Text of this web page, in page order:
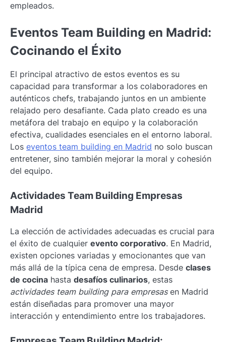
empleados.
Eventos Team Building en Madrid:
Cocinando el Éxito
El principal atractivo de estos eventos es su
capacidad para transformar a los colaboradores en
auténticos chefs, trabajando juntos en un ambiente
relajado pero desafiante. Cada plato creado es una
metáfora del trabajo en equipo y la colaboración
efectiva, cualidades esenciales en el entorno laboral.
Los eventos team building en Madrid no solo buscan
entretener, sino también mejorar la moral y cohesión
del equipo.
Actividades Team Building Empresas
Madrid
La elección de actividades adecuadas es crucial para
el éxito de cualquier evento corporativo. En Madrid,
existen opciones variadas y emocionantes que van
más allá de la típica cena de empresa. Desde clases
de cocina hasta desafíos culinarios, estas
actividades team building para empresasen Madrid
están diseñadas para promover una mayor
interacción y entendimiento entre los trabajadores.